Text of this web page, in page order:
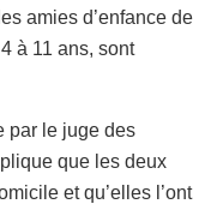
amies d’enfance de
à 11 ans, sont
par le juge des
que les deux
et qu’elles l’ont